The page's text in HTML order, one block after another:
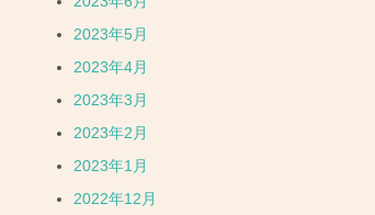
2023年5月
2023年4月
2023年3月
2023年2月
2023年1月
2022年12月